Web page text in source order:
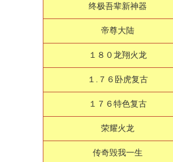
终极吾辈新神器
帝尊大陆
１８０龙翔火龙
１.７６卧虎复古
１７６特色复古
荣耀火龙
传奇毁我一生